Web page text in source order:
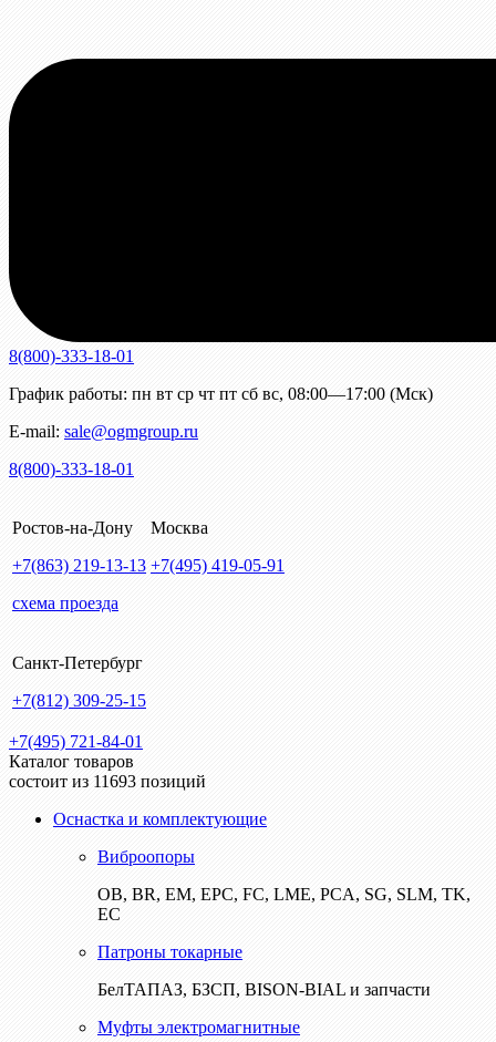
8(800)-333-18-01
График работы: пн вт ср чт пт сб вс, 08:00—17:00 (Мск)
E-mail: sale@ogmgroup.ru
8(800)-333-18-01
Ростов-на-Дону
+7(863) 219-13-13
схема проезда
Москва
+7(495) 419-05-91
Санкт-Петербург
+7(812) 309-25-15
+7(495) 721-84-01
Каталог товаров
состоит из 11693 позиций
Оснастка и комплектующие
Виброопоры
ОВ, BR, EM, EPC, FC, LME, PCA, SG, SLM, TK,
EC
Патроны токарные
БелТАПАЗ, БЗСП, BISON-BIAL и запчасти
Муфты электромагнитные